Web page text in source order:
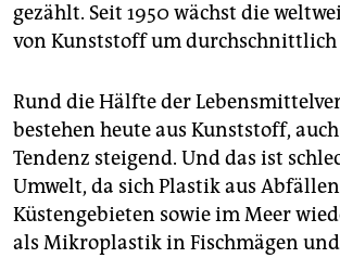
gezählt. Seit 1950 wächst die
von Kunststoff um durchschnittlich
Rund die Hälfte der
bestehen heute aus Kunststoff,
Tendenz steigend. Und das ist
Umwelt, da sich Plastik aus
Küstengebieten sowie im Meer
als Mikroplastik in Fischmägen und